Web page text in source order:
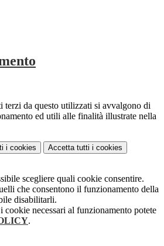
terzi da questo utilizzati si avvalgono di
ed utili alle finalità illustrate nella
i cookies Accetta tutti i cookies
scegliere quali cookie consentire.
che consentono il funzionamento della
disabilitarli.
cookie necessari al funzionamento potete
.